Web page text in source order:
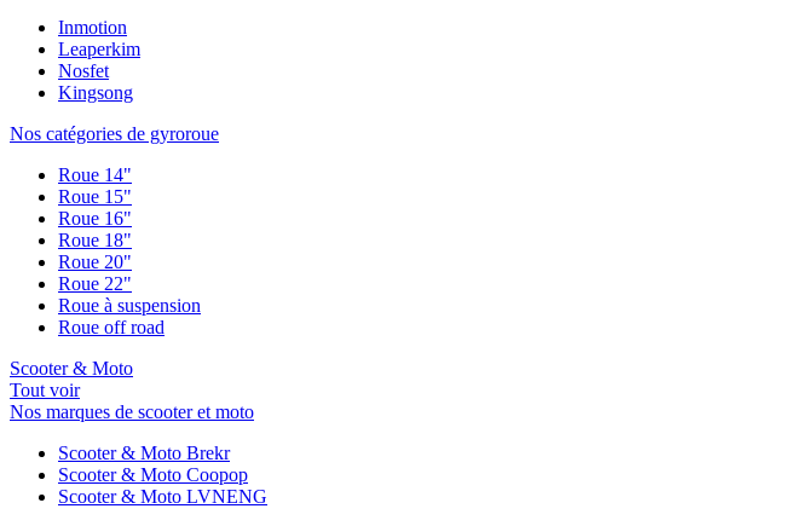
Inmotion
Leaperkim
Nosfet
Kingsong
Nos catégories de gyroroue
Roue 14"
Roue 15"
Roue 16"
Roue 18"
Roue 20"
Roue 22"
Roue à suspension
Roue off road
Scooter & Moto
Tout voir
Nos marques de scooter et moto
Scooter & Moto Brekr
Scooter & Moto Coopop
Scooter & Moto LVNENG